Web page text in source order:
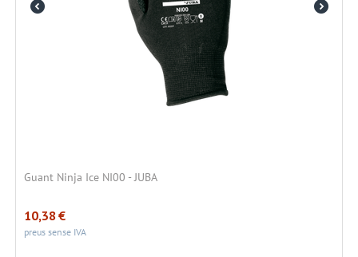
Guant Ninja Ice NI00 - JUBA
10,38 €
preus sense IVA